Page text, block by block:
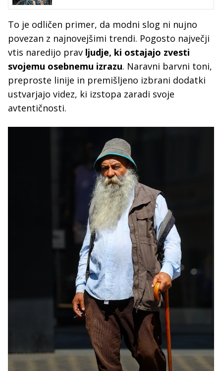
To je odličen primer, da modni slog ni nujno
povezan z najnovejšimi trendi. Pogosto največji
vtis naredijo prav ljudje, ki ostajajo zvesti
svojemu osebnemu izrazu. Naravni barvni toni,
preproste linije in premišljeno izbrani dodatki
ustvarjajo videz, ki izstopa zaradi svoje
avtentičnosti.